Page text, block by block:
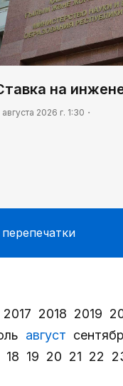
на
августа 2026 г. 1:30
2017 2018 2019
август
18 19 20 21 22